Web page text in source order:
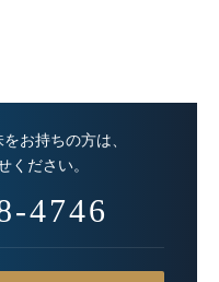
お持ちの方は、
ください。
4746